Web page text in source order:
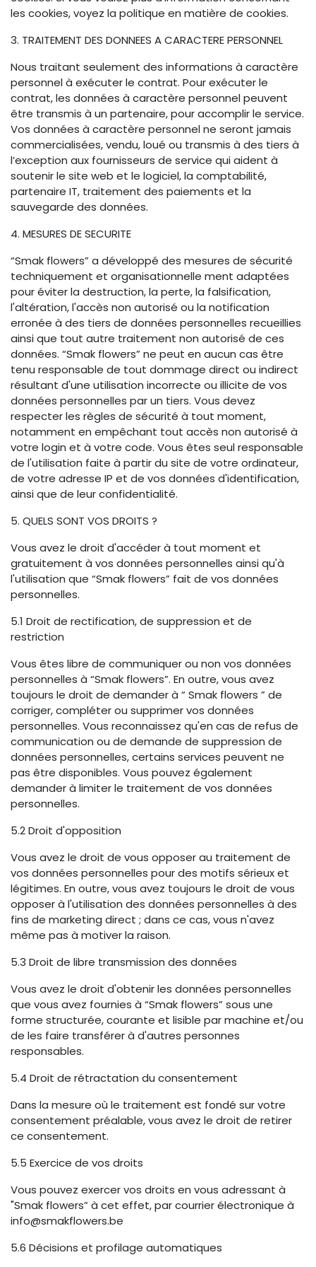
les cookies, voyez la politique en matière de cookies.
3. TRAITEMENT DES DONNEES A CARACTERE PERSONNEL
Nous traitant seulement des informations à caractère
personnel à exécuter le contrat. Pour exécuter le
contrat, les données à caractère personnel peuvent
être transmis à un partenaire, pour accomplir le service.
Vos données à caractère personnel ne seront jamais
commercialisées, vendu, loué ou transmis à des tiers à
l’exception aux fournisseurs de service qui aident à
soutenir le site web et le logiciel, la comptabilité,
partenaire IT, traitement des paiements et la
sauvegarde des données.
4. MESURES DE SECURITE
“Smak flowers” a développé des mesures de sécurité
techniquement et organisationnelle ment adaptées
pour éviter la destruction, la perte, la falsification,
l'altération, l'accès non autorisé ou la notification
erronée à des tiers de données personnelles recueillies
ainsi que tout autre traitement non autorisé de ces
données. “Smak flowers” ne peut en aucun cas être
tenu responsable de tout dommage direct ou indirect
résultant d'une utilisation incorrecte ou illicite de vos
données personnelles par un tiers. Vous devez
respecter les règles de sécurité à tout moment,
notamment en empêchant tout accès non autorisé à
votre login et à votre code. Vous êtes seul responsable
de l'utilisation faite à partir du site de votre ordinateur,
de votre adresse IP et de vos données d'identification,
ainsi que de leur confidentialité.
5. QUELS SONT VOS DROITS ?
Vous avez le droit d'accéder à tout moment et
gratuitement à vos données personnelles ainsi qu'à
l'utilisation que “Smak flowers” fait de vos données
personnelles.
5.1 Droit de rectification, de suppression et de
restriction
Vous êtes libre de communiquer ou non vos données
personnelles à “Smak flowers”. En outre, vous avez
toujours le droit de demander à “ Smak flowers ” de
corriger, compléter ou supprimer vos données
personnelles. Vous reconnaissez qu'en cas de refus de
communication ou de demande de suppression de
données personnelles, certains services peuvent ne
pas être disponibles. Vous pouvez également
demander à limiter le traitement de vos données
personnelles.
5.2 Droit d'opposition
Vous avez le droit de vous opposer au traitement de
vos données personnelles pour des motifs sérieux et
légitimes. En outre, vous avez toujours le droit de vous
opposer à l'utilisation des données personnelles à des
fins de marketing direct ; dans ce cas, vous n'avez
même pas à motiver la raison.
5.3 Droit de libre transmission des données
Vous avez le droit d'obtenir les données personnelles
que vous avez fournies à “Smak flowers” sous une
forme structurée, courante et lisible par machine et/ou
de les faire transférer à d'autres personnes
responsables.
5.4 Droit de rétractation du consentement
Dans la mesure où le traitement est fondé sur votre
consentement préalable, vous avez le droit de retirer
ce consentement.
5.5 Exercice de vos droits
Vous pouvez exercer vos droits en vous adressant à
"Smak flowers” à cet effet, par courrier électronique à
info@smakflowers.be
5.6 Décisions et profilage automatiques